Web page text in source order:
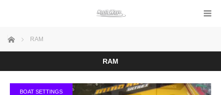
ホーム RAM
RAM
BOAT SETTINGS